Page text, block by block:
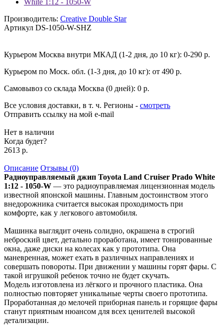
Производитель: Creative Double Star
Артикул DS-1050-W-SHZ
Курьером Москва внутри МКАД (1-2 дня, до 10 кг): 0-290 р.
Курьером по Моск. обл. (1-3 дня, до 10 кг): от 490 р.
Самовывоз со склада Москва (0 дней): 0 р.
Все условия доставки, в т. ч. Регионы - смотреть
Отправить ссылку на мой e-mail
Нет в наличии
Когда будет?
2613 р.
Описание Отзывы (0)
Радиоуправляемый джип Toyota Land Cruiser Prado White
1:12 - 1050-W — это радиоуправляемая лицензионная модель
известной японской машины. Главным достоинством этого
внедорожника считается высокая проходимость при
комфорте, как у легкового автомобиля.
Машинка выглядит очень солидно, окрашена в строгий
неброский цвет, детально проработана, имеет тонированные
окна, даже диски на колесах как у прототипа. Она
маневренная, может ехать в различных направлениях и
совершать повороты. При движении у машины горят фары. С
такой игрушкой ребенок точно не будет скучать.
Модель изготовлена из лёгкого и прочного пластика. Она
полностью повторяет уникальные черты своего прототипа.
Проработанная до мелочей приборная панель и горящие фары
станут приятным нюансом для всех ценителей высокой
детализации.